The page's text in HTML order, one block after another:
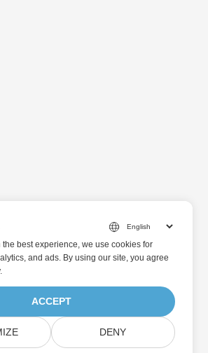
the best experience, we use cookies for
and ads. By using our site, you agree
.
ACCEPT
DENY